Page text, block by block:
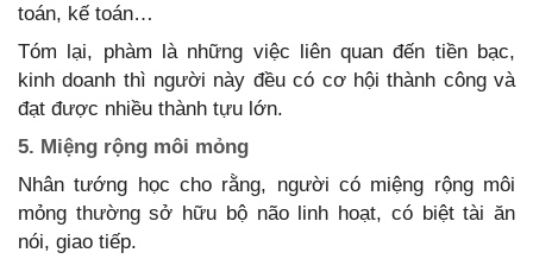
toán, kế toán…
Tóm lại, phàm là những việc liên quan đến tiền bạc,
kinh doanh thì người này đều có cơ hội thành công và
đạt được nhiều thành tựu lớn.
5. Miệng rộng môi mỏng
Nhân tướng học cho rằng, người có miệng rộng môi
mỏng thường sở hữu bộ não linh hoạt, có biệt tài ăn
nói, giao tiếp.